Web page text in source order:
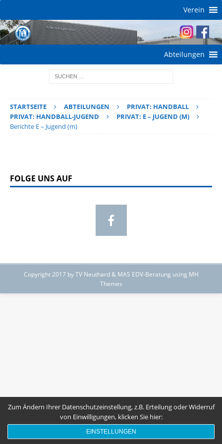
Verein
Abteilungen
STARTSEITE ABTEILUNGEN
PRIVAT: HANDBALL
PRIVAT: HANDBALL-JUGEND
PRIVAT: E – JUGEND (M)
Berichte E – Jugend (m)
FOLGE UNS AUF
Copyright 2017 by TV Neuthard & MAS EDV-Beratung using MH
Themes
Zum Ändern Ihrer Datenschutzeinstellung, z.B. Erteilung oder Widerruf
von Einwilligungen, klicken Sie hier:
EINSTELLUNGEN